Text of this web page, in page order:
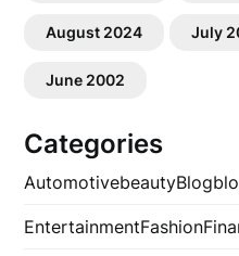
August 2024 July
June 2002
Categories
AutomotivebeautyBlog
EntertainmentFashion